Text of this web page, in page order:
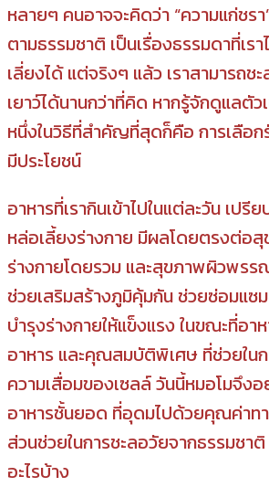
หลายๆ คนอาจจะคิดว่า “ความแก่ชร
ตามธรรมชาติ เป็นเรื่องธรรมดาที่เร
เลี่ยงได้ แต่จริงๆ แล้ว เราสามารถช
เยาว์ได้นานกว่าที่คิด หากรู้จักดูแลตั
หนึ่งในวิธีที่สำคัญที่สุดก็คือ การเลือก
มีประโยชน์
อาหารที่เรากินเข้าไปในแต่ละวัน เปรี
หล่อเลี้ยงร่างกาย มีผลโดยตรงต่อ
ร่างกายโดยรวม และสุขภาพผิวพร
ช่วยเสริมสร้างภูมิคุ้มกัน ช่วยซ่อมแซ
บำรุงร่างกายให้แข็งแรง ในขณะที่อา
อาหาร และคุณสมบัติพิเศษ ที่ช่วยใน
ความเสื่อมของเซลล์ วันนี้หมอโมจึงอ
อาหารชั้นยอด ที่อุดมไปด้วยคุณค่าทา
ส่วนช่วยในการชะลอวัยจากธรรมชา
อะไรบ้าง